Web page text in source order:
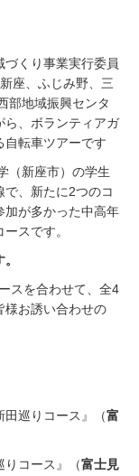
づくり事業実行委員
座、ふじみ野、三
部地域振興センタ
ら、ボランティアガ
自転車ツアーです
（新座市）の学生
、新たに2つのコ
加が多かった中高年
スです。
スを合わせて、全4
様お誘い合わせの
田巡りコース』（富
りコース』（富士見